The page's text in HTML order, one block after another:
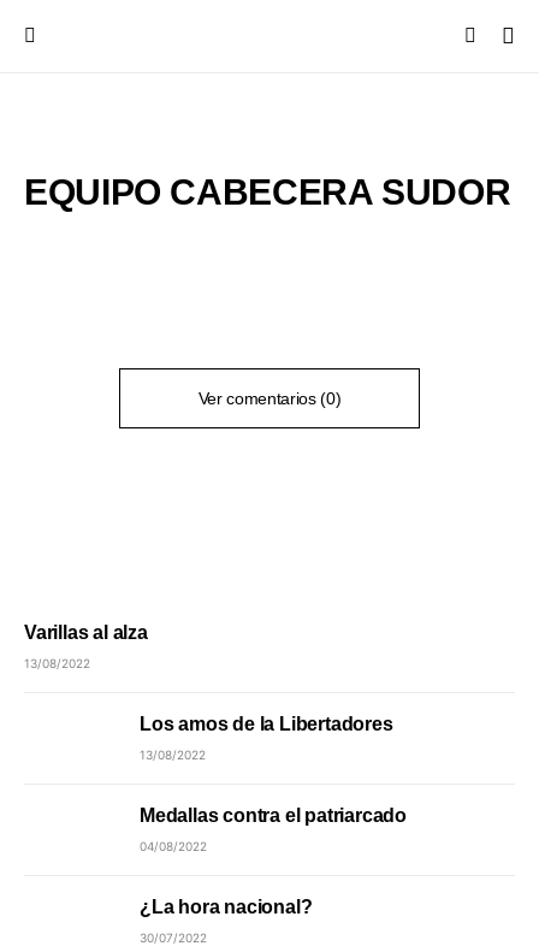
EQUIPO CABECERA SUDOR
Ver comentarios (0)
Varillas al alza
13/08/2022
Los amos de la Libertadores
13/08/2022
Medallas contra el patriarcado
04/08/2022
¿La hora nacional?
30/07/2022